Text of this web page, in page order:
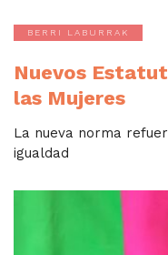
BERRI LABURRAK
Nuevos
las Mujeres
La nueva norma
igualdad